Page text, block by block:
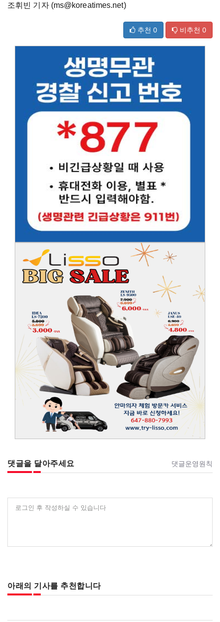
조휘빈 기자 (ms@koreatimes.net)
추천 0 비추천 0
댓글을 달아주세요 댓글운영원칙
로그인 후 작성하실 수 있습니다
아래의 기사를 추천합니다